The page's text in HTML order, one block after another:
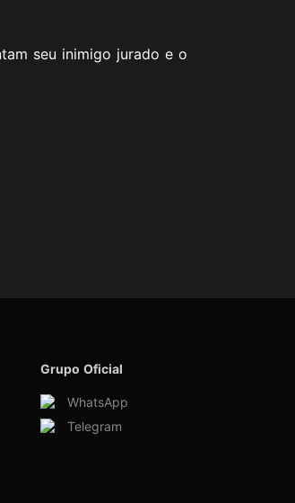
seu inimigo jurado e o
Grupo Oficial
WhatsApp
Telegram